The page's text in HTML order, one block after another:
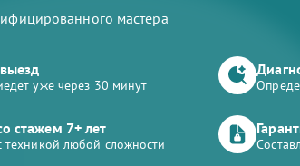
мастера
уже через 30 минут
стажем 7+ лет
техникой любой сложности